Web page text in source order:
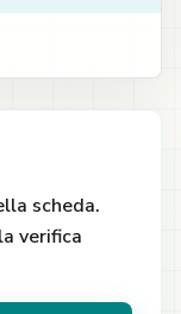
scheda.
verifica